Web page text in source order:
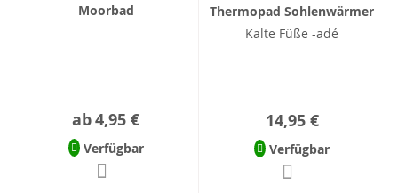
Moorbad
ab4,95 €
Verfügbar
Thermopad Sohlenwärmer
Kalte Füße -adé
14,95 €
Verfügbar